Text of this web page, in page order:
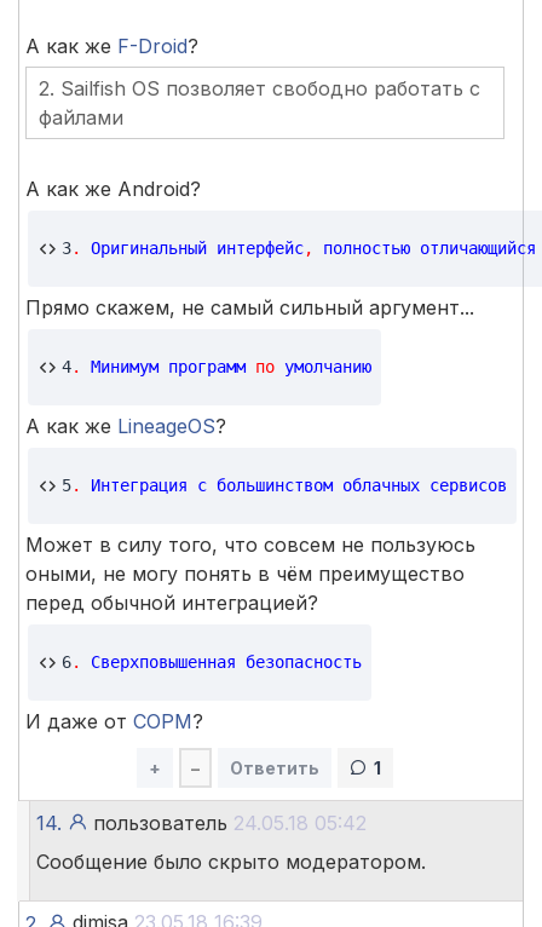
А как же F-Droid?
2. Sailfish ОS позволяет свободно работать с
файлами
А как же Android?
3. Оригинальный интерфейс, полностью отличающийся
Прямо скажем, не самый сильный аргумент...
4. Минимум программ по умолчанию
А как же LineageOS?
5. Интеграция с большинством облачных сервисов
Может в силу того, что совсем не пользуюсь
оными, не могу понять в чём преимущество
перед обычной интеграцией?
6. Сверхповышенная безопасность
И даже от СОРМ?
+ – Ответить 1
14. пользователь 24.05.18 05:42
Сообщение было скрыто модератором.